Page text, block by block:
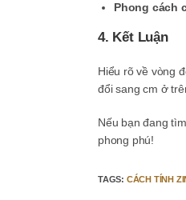
Phong cách
4. Kết Luận
Hiểu rõ về vòng
đổi sang cm ở
Nếu bạn đang
phong phú!
TAGS: CÁCH TÍNH